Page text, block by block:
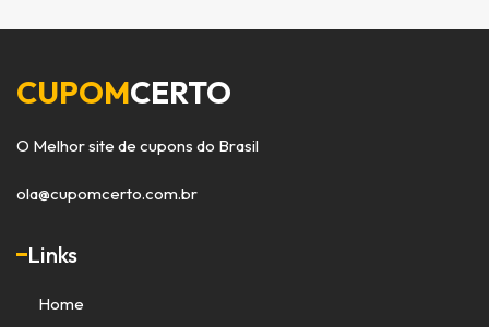
CUPOMCERTO
O Melhor site de cupons do Brasil
ola@cupomcerto.com.br
Links
Home